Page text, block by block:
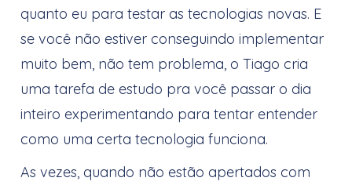
quanto eu para testar as tecnologias novas. E
se você não estiver conseguindo implementar
muito bem, não tem problema, o Tiago cria
uma tarefa de estudo pra você passar o dia
inteiro experimentando para tentar entender
como uma certa tecnologia funciona.
As vezes, quando não estão apertados com